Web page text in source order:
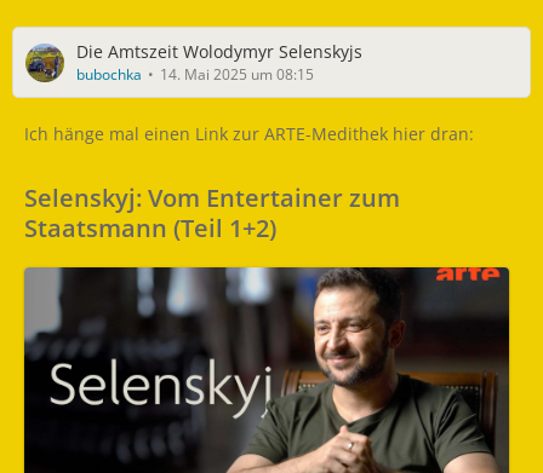
Die Amtszeit Wolodymyr Selenskyjs
bubochka 14. Mai 2025 um 08:15
Ich hänge mal einen Link zur ARTE-Medithek hier dran:
Selenskyj: Vom Entertainer zum
Staatsmann (Teil 1+2)